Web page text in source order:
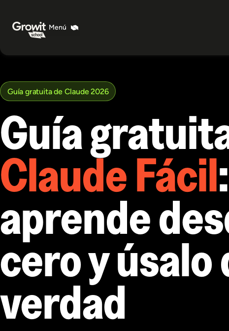
Guía gratuita de Claude 2026
Guía
Claude Fácil:
aprende
cero y úsalo
verdad